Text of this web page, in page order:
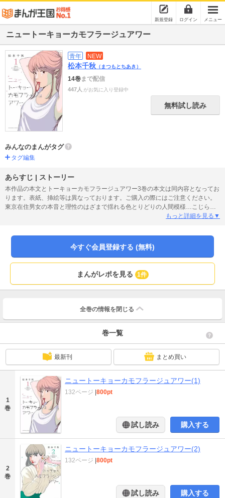
新規登録 ログイン メニュー
ニュートーキョーカモフラージュアワー
青年 NEW
松本千秋 （まつもとちあき）
14巻まで配信
447人 がお気に入り登録中
無料試し読み
みんなのまんがタグ
タグ編集
あらすじ | ストーリー
本作品の本文とトーキョーカモフラージュアワー3巻の本文は同内容となってお
ります。表紙、挿絵等は異なっております。ご購入の際にはご注意ください。
東京在住男女の本音と理性のはざまで揺れる色とりどりの人間模様…こじらせ
男女が織りなすオムニバスコメディ！「38歳バツイチ独身女がマッチングアプ
スコミック！
もっと詳細を見る▼
今すぐ会員登録する (無料)
まんがレポを見る 1件
全巻の情報を 閉じる
巻一覧
最新刊 まとめ買い
1
巻
ニュートーキョーカモフラージュアワー(1)
132ページ 800pt
試し読み 購入する
2
巻
ニュートーキョーカモフラージュアワー(2)
132ページ 800pt
試し読み 購入する